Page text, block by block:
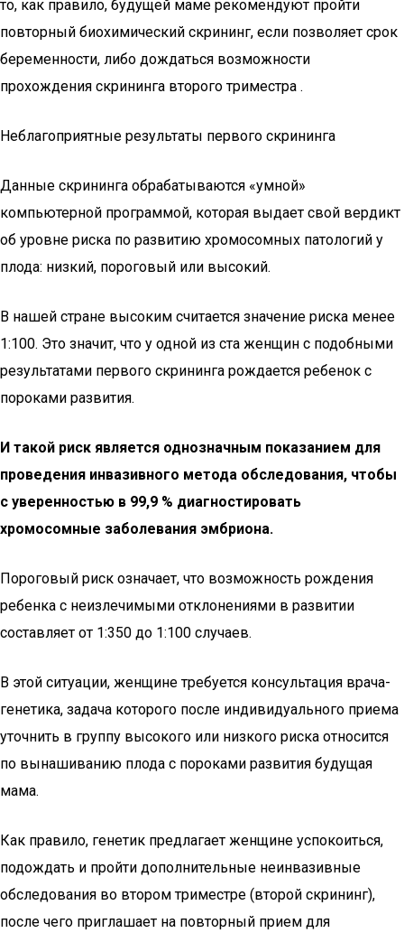
то, как правило, будущей маме рекомендуют пройти
повторный биохимический скрининг, если позволяет срок
беременности, либо дождаться возможности
прохождения скрининга второго триместра .
Неблагоприятные результаты первого скрининга
Данные скрининга обрабатываются «умной»
компьютерной программой, которая выдает свой вердикт
об уровне риска по развитию хромосомных патологий у
плода: низкий, пороговый или высокий.
В нашей стране высоким считается значение риска менее
1:100. Это значит, что у одной из ста женщин с подобными
результатами первого скрининга рождается ребенок с
пороками развития.
И такой риск является однозначным показанием для
проведения инвазивного метода обследования, чтобы
с уверенностью в 99,9 % диагностировать
хромосомные заболевания эмбриона.
Пороговый риск означает, что возможность рождения
ребенка с неизлечимыми отклонениями в развитии
составляет от 1:350 до 1:100 случаев.
В этой ситуации, женщине требуется консультация врача-
генетика, задача которого после индивидуального приема
уточнить в группу высокого или низкого риска относится
по вынашиванию плода с пороками развития будущая
мама.
Как правило, генетик предлагает женщине успокоиться,
подождать и пройти дополнительные неинвазивные
обследования во втором триместре (второй скрининг),
после чего приглашает на повторный прием для